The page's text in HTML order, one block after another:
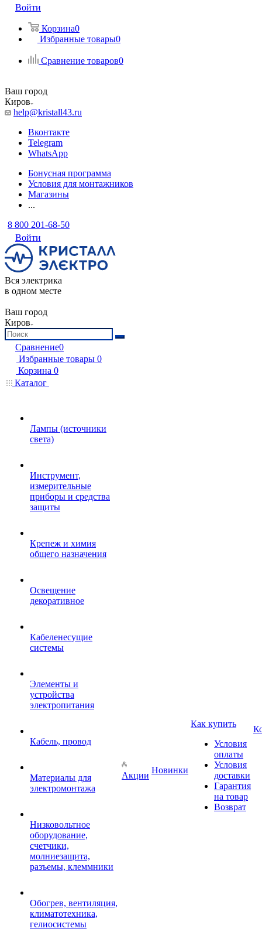
Войти
Корзина0
Избранные товары0
Сравнение товаров0
Ваш город
Киров
help@kristall43.ru
Вконтакте
Telegram
WhatsApp
Бонусная программа
Условия для монтажников
Магазины
...
8 800 201-68-50
Войти
Вся электрика
в одном месте
Ваш город
Киров
Сравнение0
Избранные товары 0
Корзина 0
Каталог
Лампы (источники
света)
Инструмент,
измерительные
приборы и средства
защиты
Крепеж и химия
общего назначения
Освещение
декоративное
Кабеленесущие
системы
Элементы и
устройства
электропитания
Кабель, провод
Материалы для
электромонтажа
Низковольтное
оборудование,
счетчики,
молниезащита,
разъемы, клеммники
Обогрев, вентиляция,
климатотехника,
гелиосистемы
Акции
Новинки
Как купить
Условия
оплаты
Условия
доставки
Гарантия
на товар
Возврат